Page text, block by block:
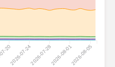
202026-07-242026-07-282026-08-012026-08-05